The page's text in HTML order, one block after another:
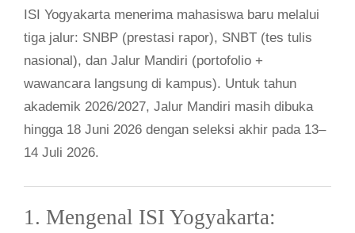
ISI Yogyakarta menerima mahasiswa baru melalui
tiga jalur: SNBP (prestasi rapor), SNBT (tes tulis
nasional), dan Jalur Mandiri (portofolio +
wawancara langsung di kampus). Untuk tahun
akademik 2026/2027, Jalur Mandiri masih dibuka
hingga 18 Juni 2026 dengan seleksi akhir pada 13–
14 Juli 2026.
1. Mengenal ISI Yogyakarta: